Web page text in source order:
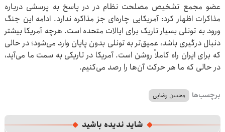
عضو مجمع تشخیص مصلحت نظام در در پاسخ به پرسشی درباره
مذاکرات اظهار کرد: آمریکایی‌ چاره‌ای جز مذاکره ندارد. ادامه این جنگ
ورود به تونلی بسیار تاریک برای ایالات متحده است. هرچه آمریکا بیشتر
دنبال درگیری باشد، عمیق‌تر به تونلی بدون پایان وارد می‌شود؛ در حالی
که برای ایران راه کاملاً روشن است. آمریکا در تاریکی به سمت ما می‌آید،
در حالی که ما هر حرکت آن‌ها را رصد می‌کنیم.
برچسب‌ها محسن رضایی
شاید ندیده باشید